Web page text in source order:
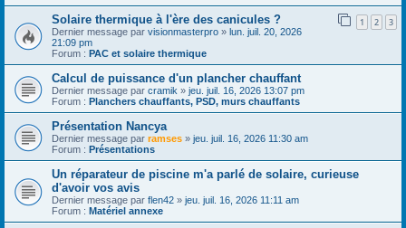
Solaire thermique à l'ère des canicules ? 1 2 3
Dernier message par visionmasterpro » lun. juil. 20, 2026
21:09 pm
Forum : PAC et solaire thermique
Calcul de puissance d'un plancher chauffant
Dernier message par cramik » jeu. juil. 16, 2026 13:07 pm
Forum : Planchers chauffants, PSD, murs chauffants
Présentation Nancya
Dernier message par ramses » jeu. juil. 16, 2026 11:30 am
Forum : Présentations
Un réparateur de piscine m'a parlé de solaire, curieuse
d'avoir vos avis
Dernier message par flen42 » jeu. juil. 16, 2026 11:11 am
Forum : Matériel annexe